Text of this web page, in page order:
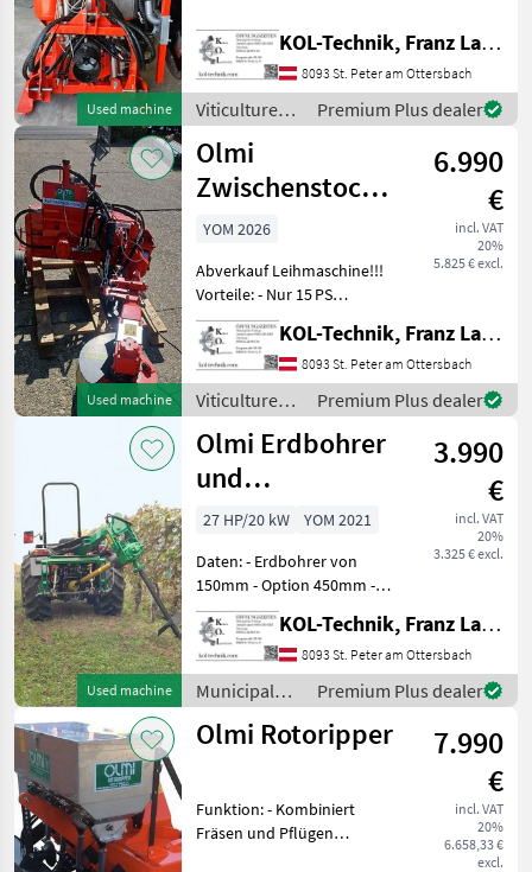
Used machine
Reduziertes
Krankheitsrisiko -
Optimierte Benetzung
durch Pflanzenschutzmittel
- G
KOL-Technik, Franz Lampl-Küssner
8093 St. Peter am Ottersbach
Viticulture
equipment /
Olmi
Premium Plus dealer
Used machine
Olmi
Zwischenstockfräse
einseitig
6.990
€
incl. VAT
20%
5.825 € excl.
YOM 2026
Abverkauf Leihmaschine!!!
Vorteile: - Nur 15 PS
Kraftbedarf - 3‑fach
Feintastautomatik mit
Eigenölversorgung - Messer
nach außen gedreht –
dadurch kein Versc
KOL-Technik, Franz Lampl-Küssner
8093 St. Peter am Ottersbach
Viticulture
equipment /
Olmi
Premium Plus dealer
Used machine
Olmi Erdbohrer
und
Ankerschrauber
3.990
€
incl. VAT
20%
3.325 € excl.
27 HP/20 kW
YOM 2021
Daten: - Erdbohrer von
150mm - Option 450mm -
Ankerschrauberaufsatz -
Getriebe mit Vor und
Retour Hydraulisch
Umschaltbar - Hydraulische
Schwenkeinrichtung
KOL-Technik, Franz Lampl-Küssner
8093 St. Peter am Ottersbach
Municipal
equipment /
Olmi
Premium Plus dealer
Olmi Rotoripper
7.990
€
incl. VAT
20%
6.658,33 €
excl.
Funktion: - Kombiniert
Fräsen und Pflügen